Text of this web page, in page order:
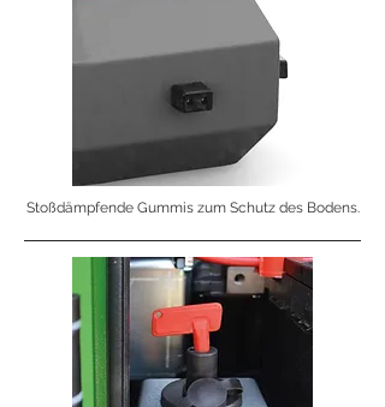
Stoßdämpfende Gummis zum Schutz des Bodens.